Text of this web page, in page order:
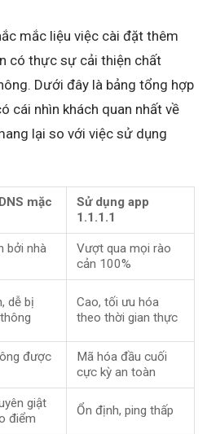
mắc liệu việc cài đặt thêm
có thực sự cải thiện chất
Dưới đây là bảng tổng hợp
cái nhìn khách quan nhất về
lại so với việc sử dụng
mặc
Sử dụng app
1.1.1.1
bởi nhà
Vượt qua mọi rào
cản 100%
dễ bị
Cao, tối ưu hóa
theo thời gian thực
được
Mã hóa đầu cuối
cực kỳ an toàn
giật
điểm
Ổn định, ping thấp